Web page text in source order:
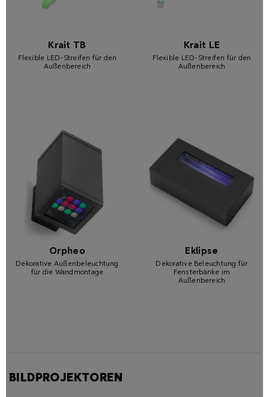
Krait TB
Flexible LED-Streifen für den
Außenbereich
Krait LE
Flexible LED-Streifen für den
Außenbereich
Orpheo
Dekorative Außenbeleuchtung
für die Wandmontage
Eklipse
Dekorative Beleuchtung für
Fensterbänke im
Außenbereich
BILDPROJEKTOREN